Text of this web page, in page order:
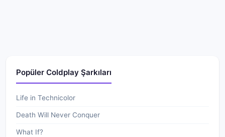
Popüler Coldplay Şarkıları
Life in Technicolor
Death Will Never Conquer
What If?